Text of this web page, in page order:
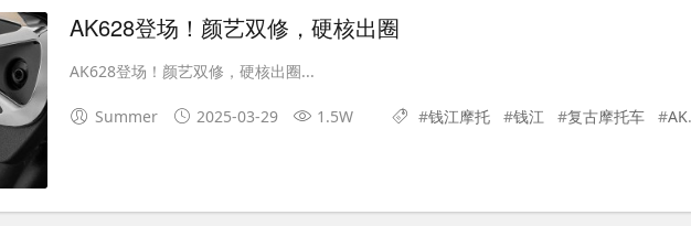
AK628登场！颜艺双修，硬核出圈
AK628登场！颜艺双修，硬核出圈...
Summer 2025-03-29 1.5W #钱江摩托 #钱江 #复古摩托车 #AK628